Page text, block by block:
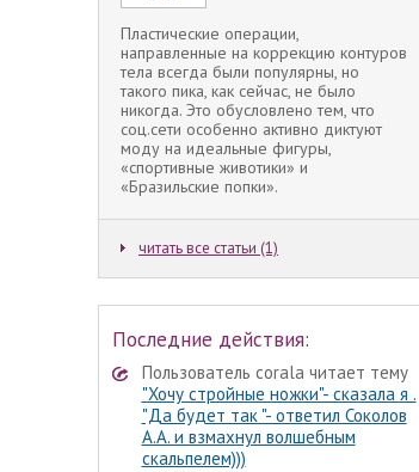
Пластические операции,
направленные на коррекцию контуров
тела всегда были популярны, но
такого пика, как сейчас, не было
никогда. Это обусловлено тем, что
соц.сети особенно активно диктуют
моду на идеальные фигуры,
«спортивные животики» и
«Бразильские попки».
читать все статьи (1)
Последние действия:
Пользователь corala читает тему
"Хочу стройные ножки"- сказала я .
"Да будет так "- ответил Соколов
А.А. и взмахнул волшебным
скальпелем)))